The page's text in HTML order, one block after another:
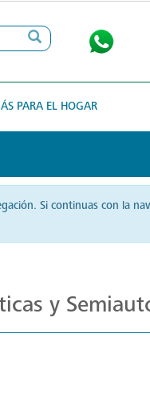
PARA EL HOGAR
Si continuas con la
y